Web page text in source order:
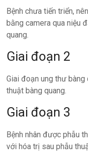
Bệnh chưa tiến triển,
bằng camera qua niệu
quang.
Giai đoạn 2
Giai đoạn ung thư
thuật bàng quang.
Giai đoạn 3
Bệnh nhân được phẫu
với hóa trị sau phẫu